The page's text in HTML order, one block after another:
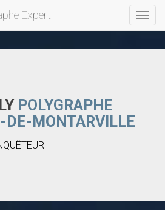
Expert
POLYGRAPHE
DE-MONTARVILLE